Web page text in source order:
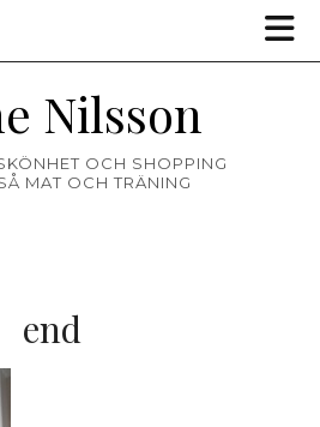
Nilsson
OCH SHOPPING
MAT OCH TRÄNING
end